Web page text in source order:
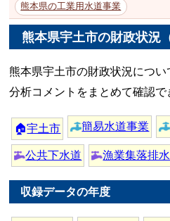
熊本県の工業用水道事業
熊本県宇土市の財政状況
熊本県宇土市の財政状況につい
分析コメントをまとめて確認で
🏠宇土市 簡易水道事業
公共下水道 漁業集落排水
収録データの年度